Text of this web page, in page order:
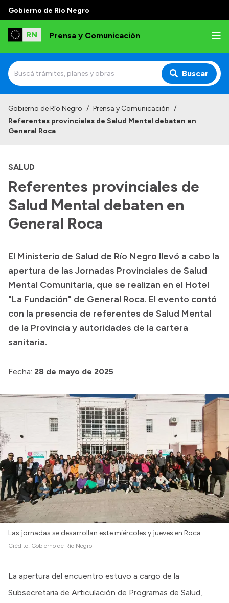
Gobierno de Río Negro
Prensa y Comunicación
Buscar
Institucional
Referentes de prensa
Archivo de noticias
Transparencia
Boletín Oficial
Compras y licitaciones
Consulta de expedientes
Consulta de pago a proveedores
Convocatorias
Intranet
Gobierno de Río Negro / Prensa y Comunicación /
Referentes provinciales de Salud Mental debaten en
General Roca
SALUD
Referentes provinciales de
Salud Mental debaten en
General Roca
El Ministerio de Salud de Río Negro llevó a cabo la
apertura de las Jornadas Provinciales de Salud
Mental Comunitaria, que se realizan en el Hotel
"La Fundación" de General Roca. El evento contó
con la presencia de referentes de Salud Mental
de la Provincia y autoridades de la cartera
sanitaria.
Fecha: 28 de mayo de 2025
Las jornadas se desarrollan este miércoles y jueves en Roca.
Crédito: Gobierno de Río Negro
La apertura del encuentro estuvo a cargo de la
Subsecretaria de Articulación de Programas de Salud,